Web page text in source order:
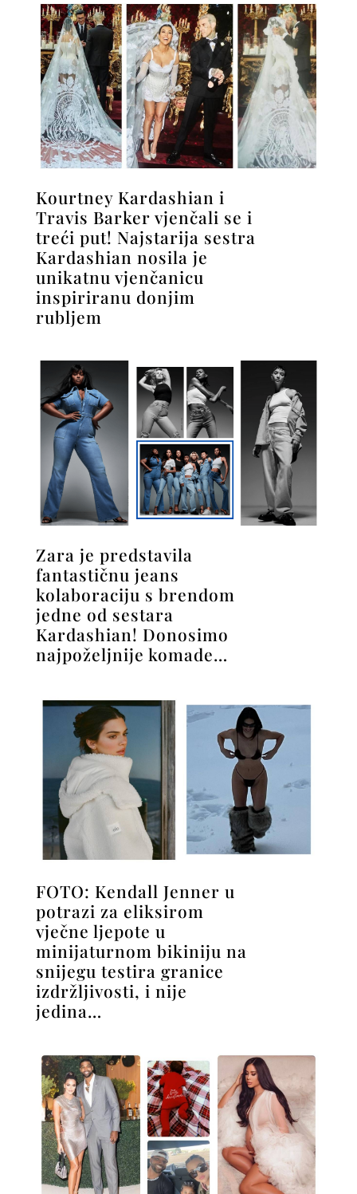
Kourtney Kardashian i
Travis Barker vjenčali se i
treći put! Najstarija sestra
Kardashian nosila je
unikatnu vjenčanicu
inspiriranu donjim
rubljem
Zara je predstavila
fantastičnu jeans
kolaboraciju s brendom
jedne od sestara
Kardashian! Donosimo
najpoželjnije komade…
FOTO: Kendall Jenner u
potrazi za eliksirom
vječne ljepote u
minijaturnom bikiniju na
snijegu testira granice
izdržljivosti, i nije
jedina…